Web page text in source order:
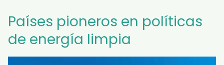
Países pioneros en políticas
de energía limpia